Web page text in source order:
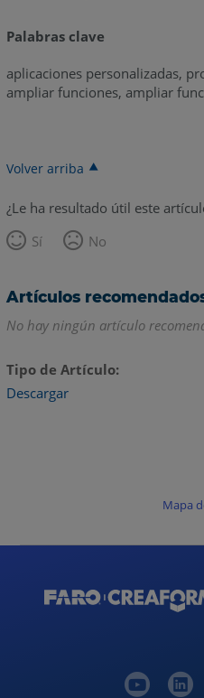
Palabras clave
aplicaciones personalizadas,
ampliar funciones, ampliar
Volver arriba
¿Le ha resultado útil este
Sí
No
Artículos
No hay ningún artículo
Tipo de Artículo
Descargar
Mapa